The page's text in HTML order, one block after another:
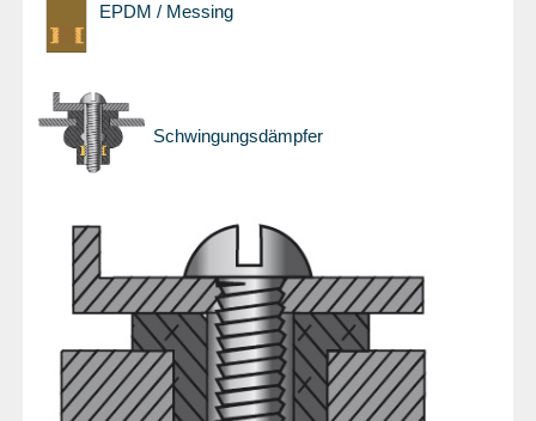
EPDM / Messing
Schwingungsdämpfer